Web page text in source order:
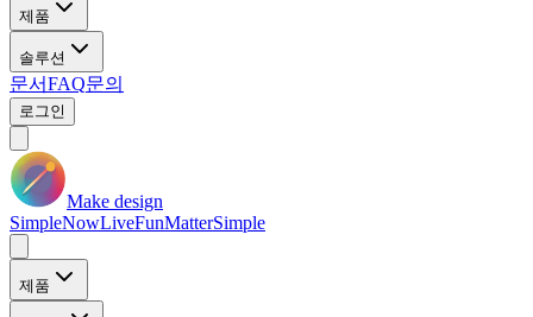
제품
솔루션
문서FAQ문의
로그인
Make design
SimpleNowLiveFunMatterSimple
제품